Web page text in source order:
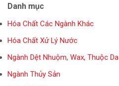
Danh mục
Hóa Chất Các Ngành Khác
Hóa Chất Xử Lý Nước
Ngành Dệt Nhuộm, Wax, Thuộc Da
Ngành Thủy Sản